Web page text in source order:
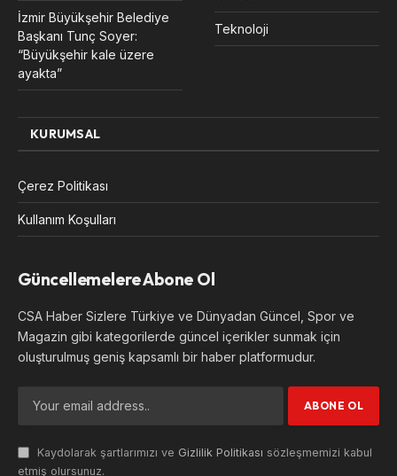
İzmir Büyükşehir Belediye
Başkanı Tunç Soyer:
“Büyükşehir kale üzere
ayakta”
Teknoloji
KURUMSAL
Çerez Politikası
Kullanım Koşulları
Güncellemelere Abone Ol
CSA Haber Sizlere Türkiye ve Dünyadan Güncel, Spor ve
Magazin gibi kategorilerde güncel içerikler sunmak için
oluşturulmuş geniş kapsamlı bir haber platformudur.
Kaydolarak şartlarımızı ve Gizlilik Politikası sözleşmemizi kabul
etmiş olursunuz.